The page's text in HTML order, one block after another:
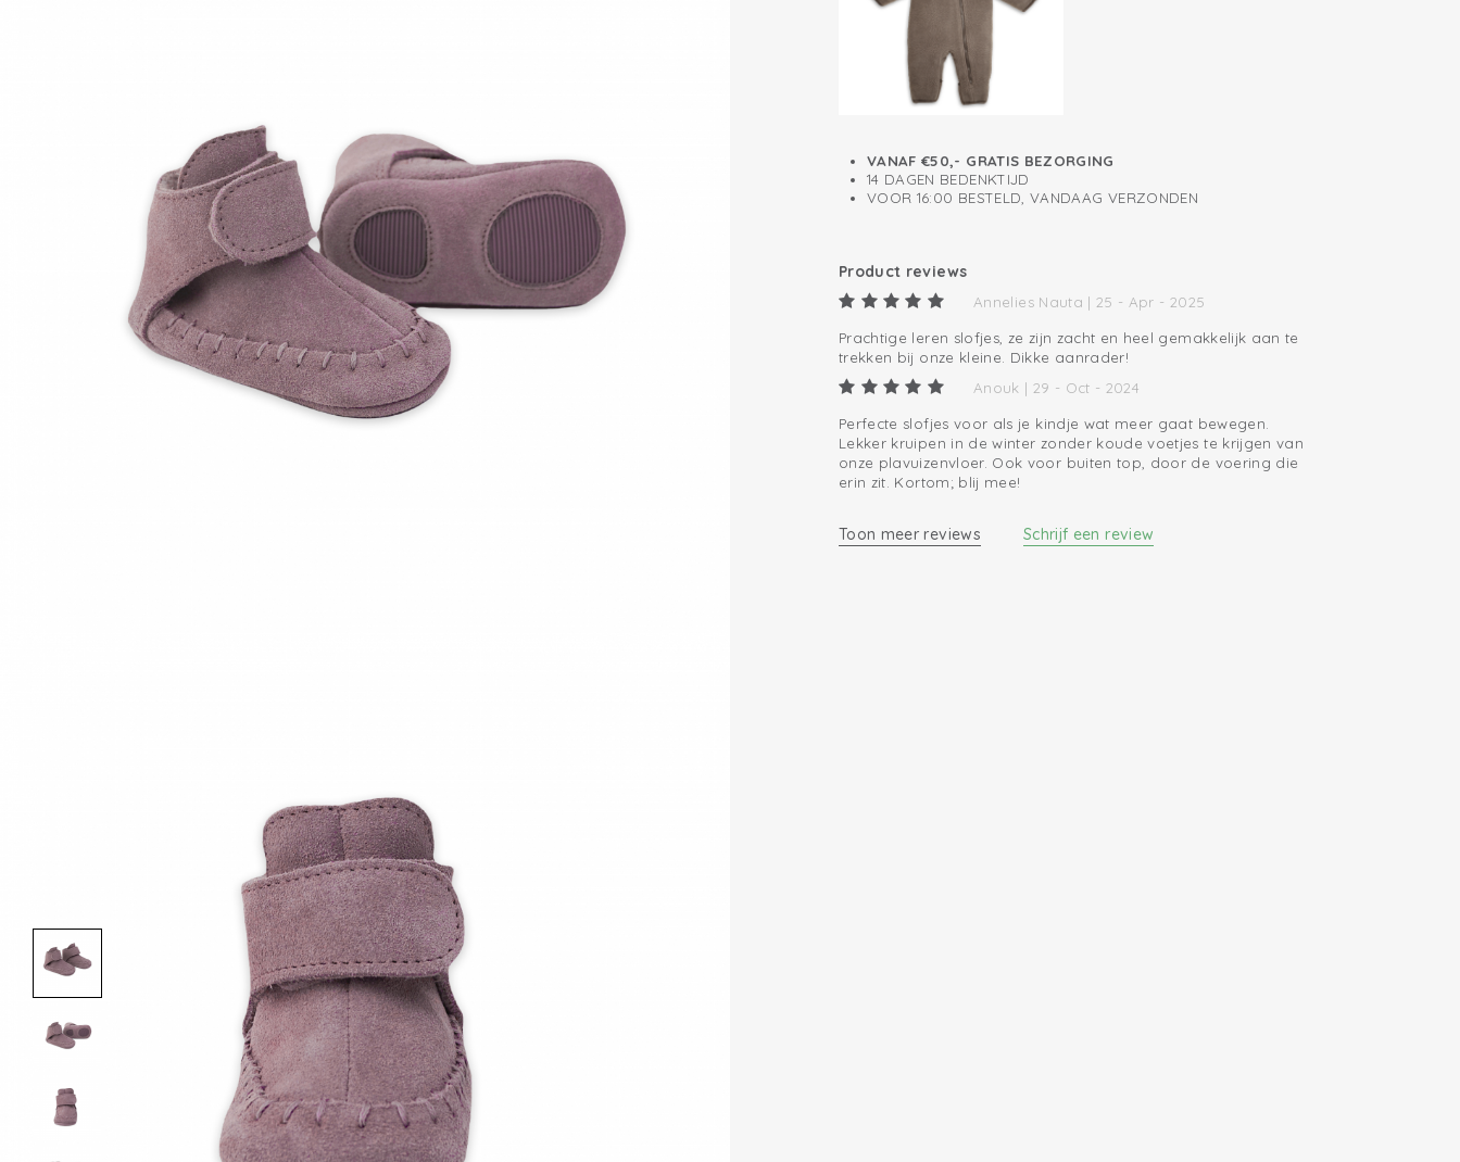
VANAF €50,- GRATIS BEZORGING
14 DAGEN BEDENKTIJD
VOOR 16:00 BESTELD, VANDAAG VERZONDEN
Product reviews
Annelies Nauta | 25 - Apr - 2025
Prachtige leren slofjes, ze zijn zacht en heel gemakkelijk aan te
trekken bij onze kleine. Dikke aanrader!
Anouk | 29 - Oct - 2024
Perfecte slofjes voor als je kindje wat meer gaat bewegen.
Lekker kruipen in de winter zonder koude voetjes te krijgen van
onze plavuizenvloer. Ook voor buiten top, door de voering die
erin zit. Kortom; blij mee!
Toon meer reviews Schrijf een review